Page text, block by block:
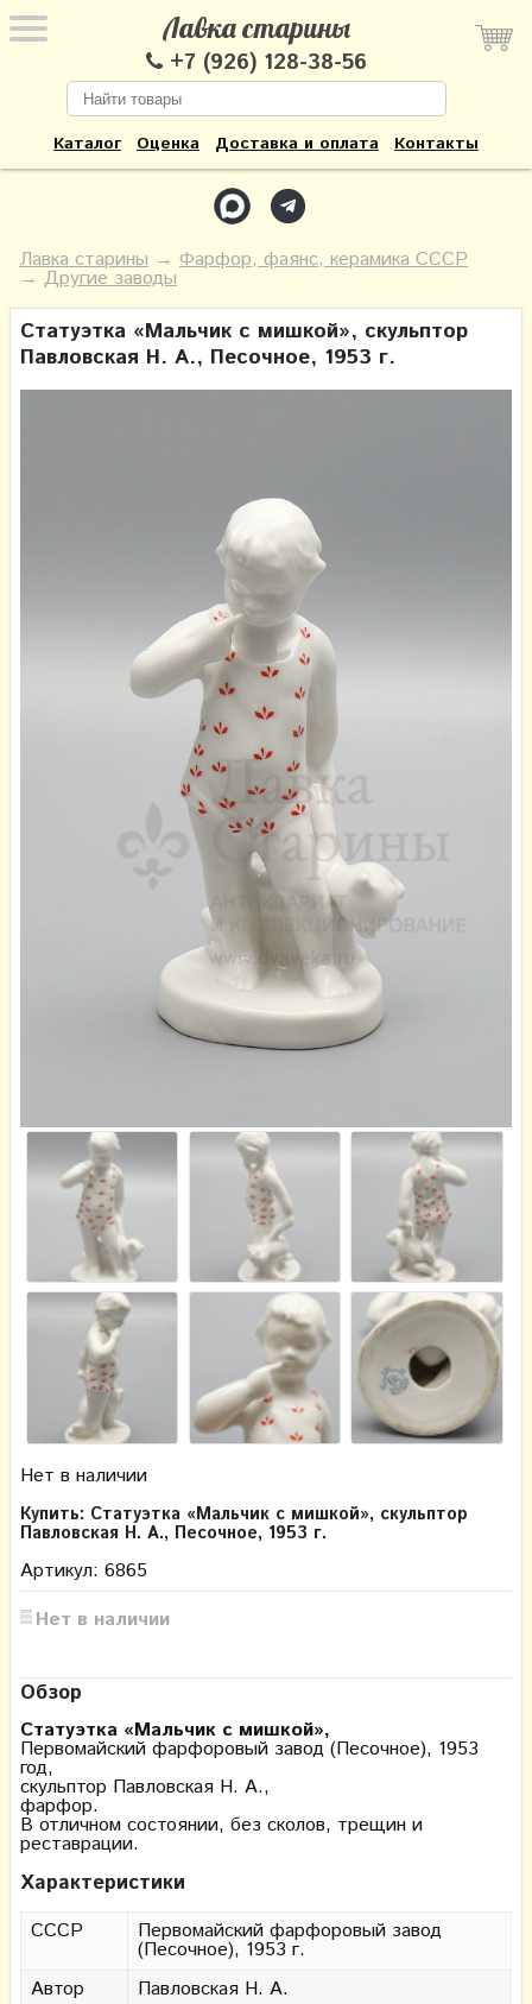
Лавка старины
+7 (926) 128-38-56
Каталог Оценка Доставка и оплата Контакты
Лавка старины → Фарфор, фаянс, керамика СССР
→ Другие заводы
Статуэтка «Мальчик с мишкой», скульптор
Павловская Н. А., Песочное, 1953 г.
Нет в наличии
Купить: Статуэтка «Мальчик с мишкой», скульптор
Павловская Н. А., Песочное, 1953 г.
Артикул: 6865
Нет в наличии
Обзор
Статуэтка «Мальчик с мишкой»,
Первомайский фарфоровый завод (Песочное), 1953
год,
скульптор Павловская Н. А.,
фарфор.
В отличном состоянии, без сколов, трещин и
реставрации.
Характеристики
СССР Первомайский фарфоровый завод
(Песочное), 1953 г.
Автор
Павловская Н. А.